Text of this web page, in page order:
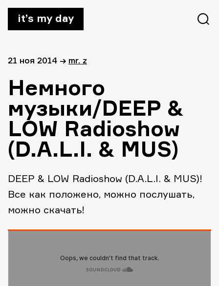
it’s my day
21 ноя 2014 → mr. z
Немного
музыки/DEEP &
LOW Radioshow
(D.A.L.I. & MUS)
DEEP & LOW Radioshow (D.A.L.I. & MUS)!
Все как положено, можно послушать,
можно скачать!